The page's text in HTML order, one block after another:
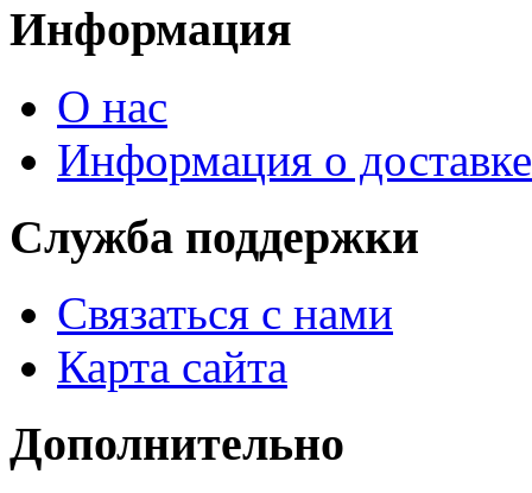
Информация
О нас
Информация о доставке
Служба поддержки
Связаться с нами
Карта сайта
Дополнительно